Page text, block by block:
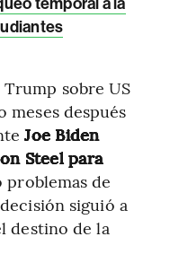
sobre US
meses después
Joe Biden
Steel para
problemas de
siguió a
destino de la